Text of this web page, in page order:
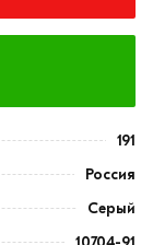
191
Россия
Серый